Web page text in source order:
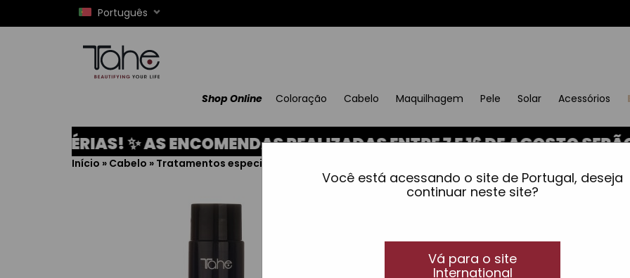
Você está acessando o site de Portugal, deseja
continuar neste site?
Vá para o site
International
Português
Shop Online Coloração Cabelo Maquilhagem Pele Solar Acessórios
FÉRIAS! ✨ AS ENCOMENDAS REALIZADAS ENTRE 7 E 16 DE AGOSTO
Início » Cabelo » Tratamentos especiais
Champô
Champô redensificador
Champô redensificador ultra-hidratante da